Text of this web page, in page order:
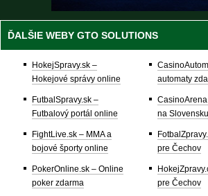
ĎALŠIE WEBY GTO SOLUTIONS
HokejSpravy.sk –
Hokejové správy online
FutbalSpravy.sk –
Futbalový portál online
FightLive.sk – MMA a
bojové športy online
PokerOnline.sk – Online
poker zdarma
automaty
na Slovensku
pre Čechov
pre Čechov